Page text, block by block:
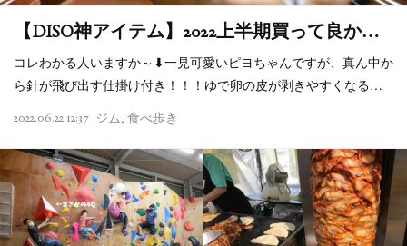
【DISO神アイテム】2022上半期買って良か…
コレわかる人いますか～⬇一見可愛いピヨちゃんですが、真ん中か
ら針が飛び出す仕掛け付き！！！ゆで卵の皮が剥きやすくなる…
2022.06.22 12:37 ジム 食べ歩き